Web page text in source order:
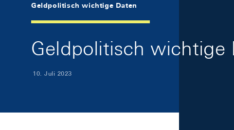
Geldpolitisch wichtige Daten
Geldpolitisch wichtige
10. Juli 2023